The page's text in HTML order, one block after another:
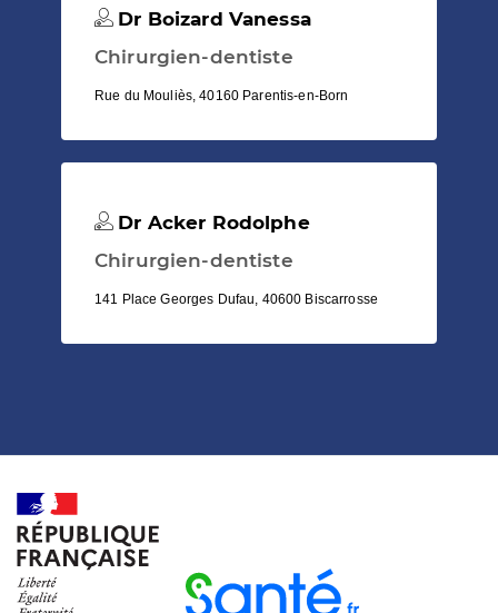
Dr Boizard Vanessa
Chirurgien-dentiste
Rue du Mouliès, 40160 Parentis-en-Born
Dr Acker Rodolphe
Chirurgien-dentiste
141 Place Georges Dufau, 40600 Biscarrosse